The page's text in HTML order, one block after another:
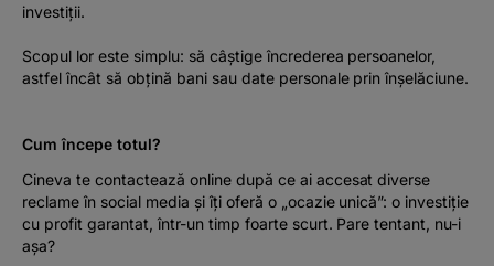
Banking, pe relaxare
investiții.
Scopul lor este simplu: să câștige încrederea persoanelor,
astfel încât să obțină bani sau date personale prin înșelăciune.
Cum începe totul?
Cineva te contactează online după ce ai accesat diverse
reclame în social media și îți oferă o „ocazie unică”: o investiție
cu profit garantat, într-un timp foarte scurt. Pare tentant, nu-i
așa?